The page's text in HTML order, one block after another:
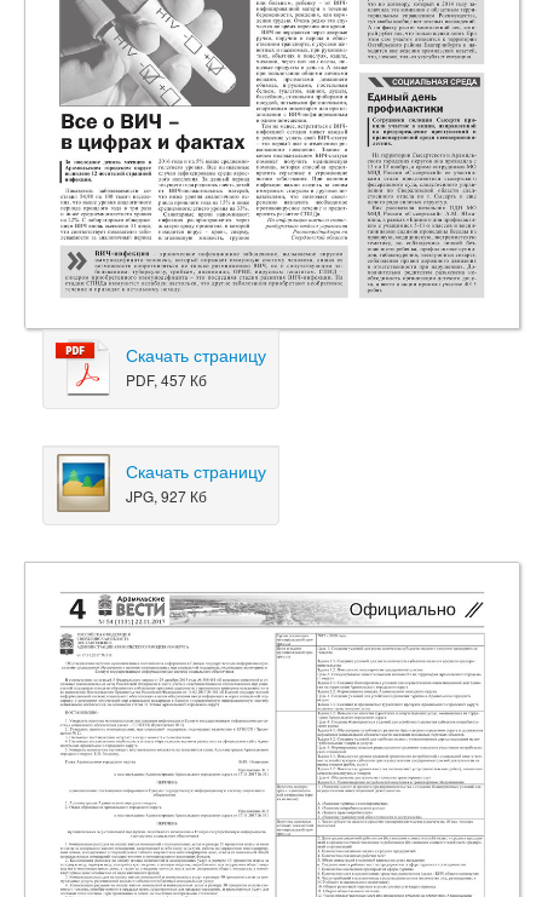
Скачать страницу
PDF, 457 Кб
Скачать страницу
JPG, 927 Кб